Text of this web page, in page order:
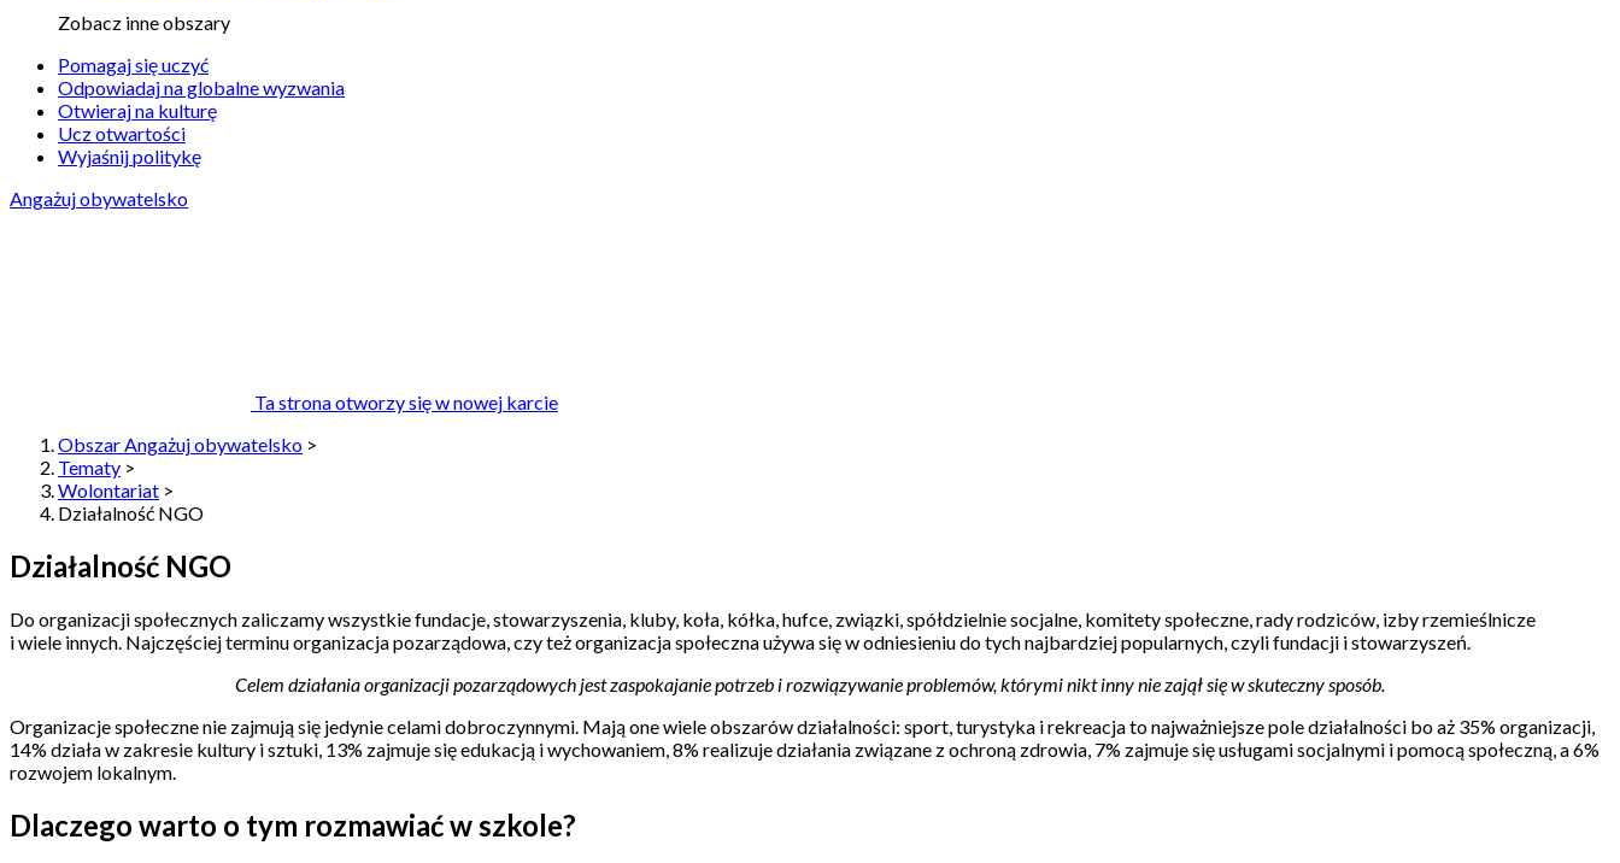
Zobacz inne obszary
Pomagaj się uczyć
Odpowiadaj na globalne wyzwania
Otwieraj na kulturę
Ucz otwartości
Wyjaśnij politykę
Angażuj obywatelsko
Ta strona otworzy się w nowej karcie
Obszar Angażuj obywatelsko >
Tematy >
Wolontariat >
Działalność NGO
Działalność NGO
Do organizacji społecznych zaliczamy wszystkie fundacje, stowarzyszenia, kluby, koła, kółka, hufce, związki, spółdzielnie socjalne, komitety społeczne, rady rodziców, izby rzemieślnicze
i wiele innych. Najczęściej terminu organizacja pozarządowa, czy też organizacja społeczna używa się w odniesieniu do tych najbardziej popularnych, czyli fundacji i stowarzyszeń.
Celem działania organizacji pozarządowych jest zaspokajanie potrzeb i rozwiązywanie problemów, którymi nikt inny nie zajął się w skuteczny sposób.
Organizacje społeczne nie zajmują się jedynie celami dobroczynnymi. Mają one wiele obszarów działalności: sport, turystyka i rekreacja to najważniejsze pole działalności bo aż 35% organizacji,
14% działa w zakresie kultury i sztuki, 13% zajmuje się edukacją i wychowaniem, 8% realizuje działania związane z ochroną zdrowia, 7% zajmuje się usługami socjalnymi i pomocą społeczną, a 6%
rozwojem lokalnym.
Dlaczego warto o tym rozmawiać w szkole?